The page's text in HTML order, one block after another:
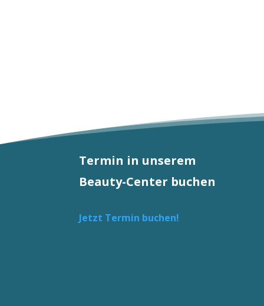
Termin in unserem
Beauty-Center buchen
Jetzt Termin buchen!